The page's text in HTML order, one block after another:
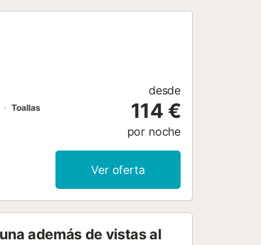
Toallas
desde
114 €
por noche
Ver oferta
además de vistas al